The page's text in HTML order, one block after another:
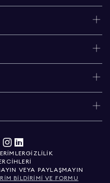
GIZLILIK
VEYA PAYLAŞMAYIN
BILDIRIMI VE FORMU